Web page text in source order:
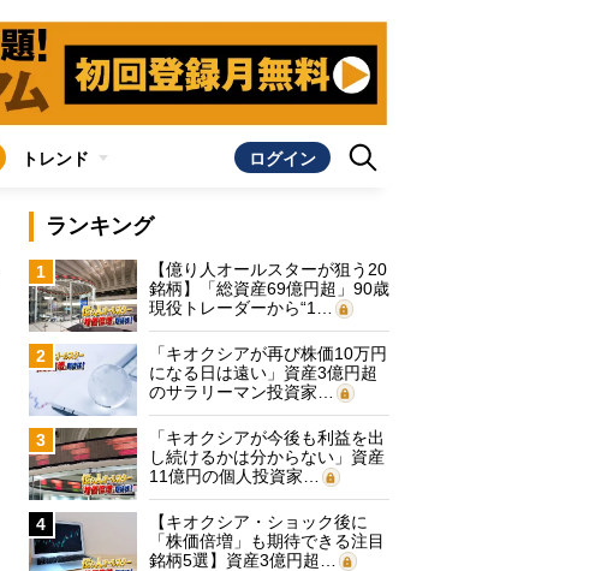
トレンド ログイン
ランキング
1
【億り人オールスターが狙う20
銘柄】「総資産69億円超」90歳
現役トレーダーから“1…
2
「キオクシアが再び株価10万円
になる日は遠い」資産3億円超
のサラリーマン投資家…
3
「キオクシアが今後も利益を出
し続けるかは分からない」資産
11億円の個人投資家…
4
【キオクシア・ショック後に
「株価倍増」も期待できる注目
銘柄5選】資産3億円超…